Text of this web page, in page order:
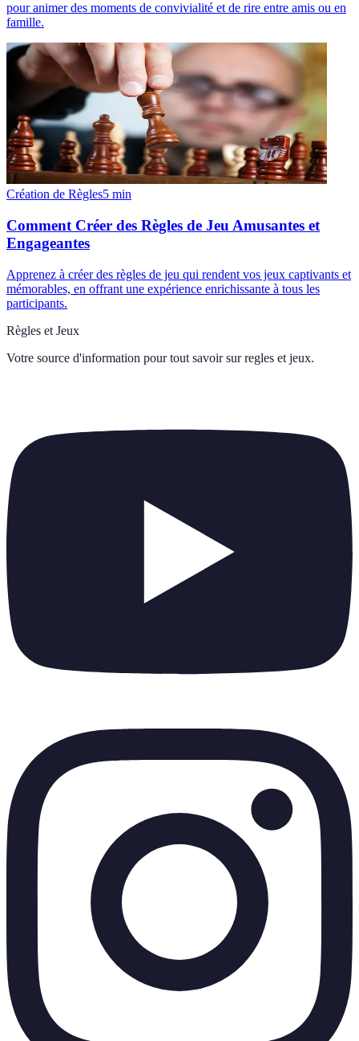
pour animer des moments de convivialité et de rire entre amis ou en
famille.
Création de Règles5 min
Comment Créer des Règles de Jeu Amusantes et
Engageantes
Apprenez à créer des règles de jeu qui rendent vos jeux captivants et
mémorables, en offrant une expérience enrichissante à tous les
participants.
Règles et Jeux
Votre source d'information pour tout savoir sur regles et jeux.